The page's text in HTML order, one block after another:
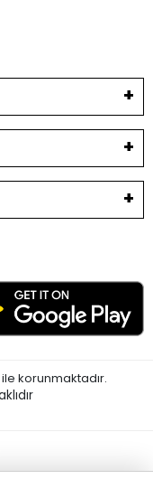
korunmaktadır.